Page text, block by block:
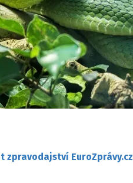
zpravodajství EuroZprávy.cz